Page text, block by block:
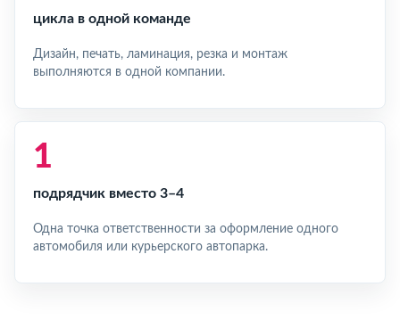
цикла в одной команде
Дизайн, печать, ламинация, резка и монтаж
выполняются в одной компании.
1
подрядчик вместо 3–4
Одна точка ответственности за оформление одного
автомобиля или курьерского автопарка.